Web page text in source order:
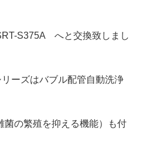
S375A へと交換致しまし
ーズはバブル配管自動洗浄
菌の繁殖を抑える機能）も付